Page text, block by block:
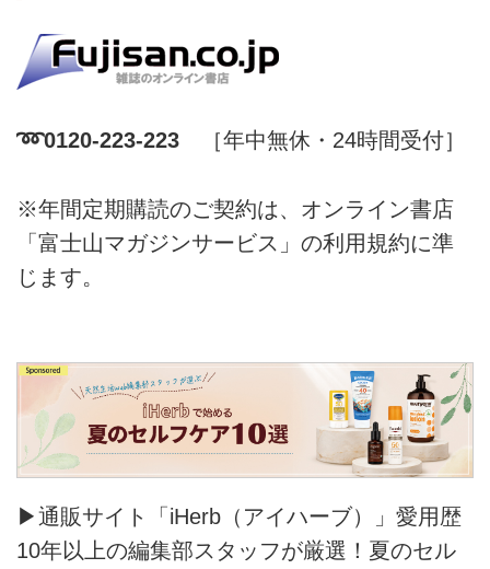
➿0120-223-223 ［年中無休・24時間受付］
※年間定期購読のご契約は、オンライン書店
「富士山マガジンサービス」の利用規約に準
じます。
▶通販サイト「iHerb（アイハーブ）」愛用歴
10年以上の編集部スタッフが厳選！夏のセル